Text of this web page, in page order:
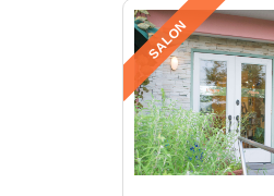
SALON